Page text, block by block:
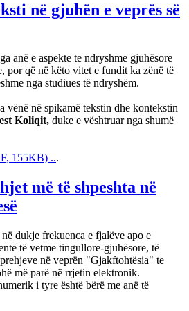
në gjuhën e veprës së
anë e aspekte te ndryshme gjuhësore
por që në këto vitet e fundit ka zënë të
nga studiues të ndryshëm.
vënë në spikamë tekstin dhe kontekstin
Koliqit, duke e vështruar nga shumë
155KB) ...
më të shpeshta në
dukje frekuenca e fjalëve apo e
të vetme tingullore-gjuhësore, të
në veprën "Gjakftohtësia" te
më parë në rrjetin elektronik.
i tyre është bërë me anë të